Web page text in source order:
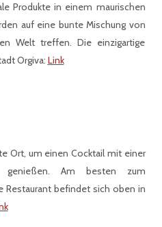
Produkte in einem maurischen
auf eine bunte Mischung von
Welt treffen. Die einzigartige
Orgiva: Link
Ort, um einen Cocktail mit einer
genießen. Am besten zum
Restaurant befindet sich oben in